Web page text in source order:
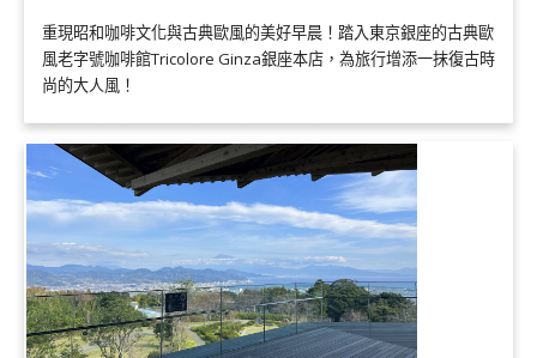
重現昭和咖啡文化與古典歐風的美好早晨！踏入東京銀座的古典歐
風老字號咖啡館Tricolore Ginza銀座本店，為旅行增添一抹復古時
尚的大人風！